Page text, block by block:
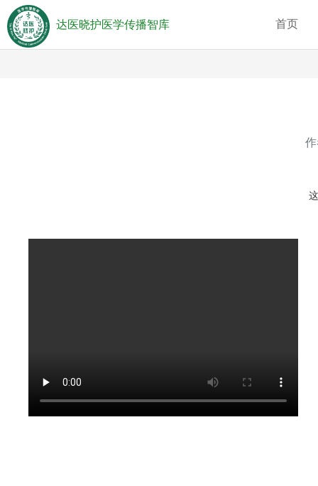
达医晓护医学传播智库 首页